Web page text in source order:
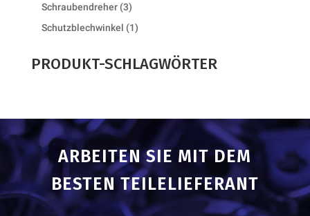
Schraubendreher 33
products
Schutzblechwinkel 11
PRODUKT-SCHLAGWÖRTER
ARBEITEN SIE MIT DEM
BESTEN TEILELIEFERANT